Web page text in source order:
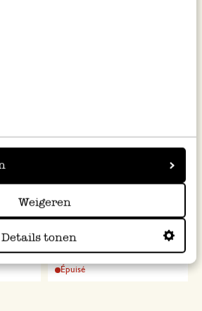
Weigeren
Details tonen
Fourchette de service 'Gent',
acier inoxydable
Prix spécial 6,47 €
Prix normal
Épuisé